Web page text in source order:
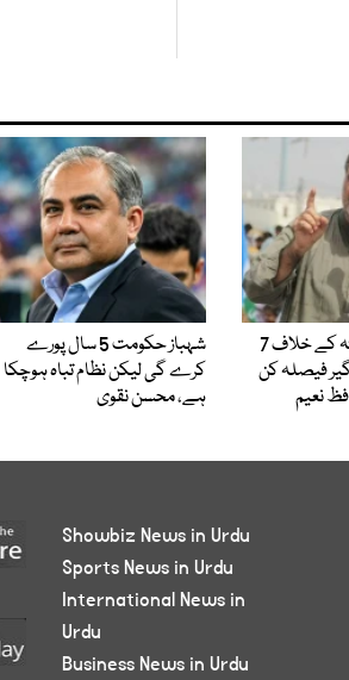
پیٹرولیم لیوی بھتہ کے خلاف 7
فیصلہ کن
نعیم
شہباز حکومت 5 سال پورے
کرے گی لیکن نظام تباہ ہوچکا
ہے، محسن نقوی
Showbiz News in Urdu
Sports News in Urdu
International News in
Urdu
Business News in Urdu